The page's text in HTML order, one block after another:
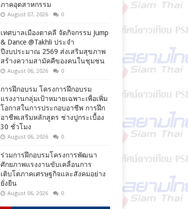
ภาคอุตสาหกรรม
August 07, 2026 0
เทศบาลเมืองตาคลี จัดกิจกรรม Jump
& Dance @Takhli ประจำ
ปีงบประมาณ 2569 ส่งเสริมสุขภาพ
สร้างความสามัคคีของคนในชุมชน
August 06, 2026 0
การฝึกอบรม โครงการฝึกอบรม
แรงงานกลุ่มเป้าหมายเฉพาะเพื่อเพิ่ม
โอกาสในการประกอบอาชีพ การฝึก
อาชีพเสริมหลักสูตร ช่างปูกระเบื้อง
30 ชั่วโมง
August 06, 2026 0
ร่วมการฝึกอบรมโครงการพัฒนา
ศักยภาพแรงงานขับเคลื่อนการ
เติบโตภาคเศรษฐกิจและสังคมอย่าง
ยั่งยืน
August 06, 2026 0